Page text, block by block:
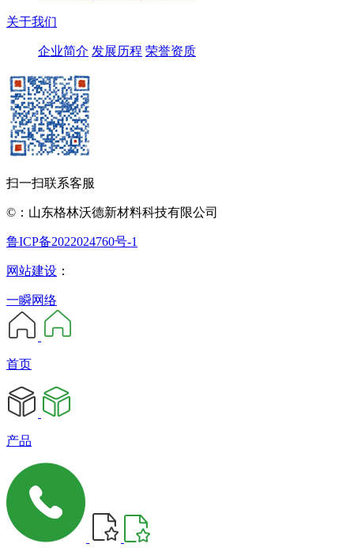
关于我们
企业简介 发展历程 荣誉资质
扫一扫联系客服
©：山东格林沃德新材料科技有限公司
鲁ICP备2022024760号-1
网站建设 ：
一瞬网络
首页
产品